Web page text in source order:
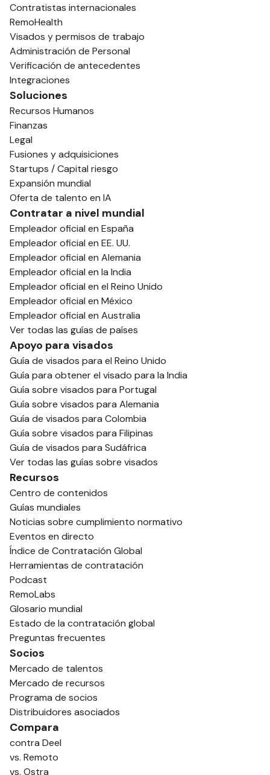
Contratistas internacionales
RemoHealth
Visados y permisos de trabajo
Administración de Personal
Verificación de antecedentes
Integraciones
Soluciones
Recursos Humanos
Finanzas
Legal
Fusiones y adquisiciones
Startups / Capital riesgo
Expansión mundial
Oferta de talento en IA
Contratar a nivel mundial
Empleador oficial en España
Empleador oficial en EE. UU.
Empleador oficial en Alemania
Empleador oficial en la India
Empleador oficial en el Reino Unido
Empleador oficial en México
Empleador oficial en Australia
Ver todas las guías de países
Apoyo para visados
Guía de visados para el Reino Unido
Guía para obtener el visado para la India
Guía sobre visados para Portugal
Guía sobre visados para Alemania
Guía de visados para Colombia
Guía sobre visados para Filipinas
Guía de visados para Sudáfrica
Ver todas las guías sobre visados
Recursos
Centro de contenidos
Guías mundiales
Noticias sobre cumplimiento normativo
Eventos en directo
Índice de Contratación Global
Herramientas de contratación
Podcast
RemoLabs
Glosario mundial
Estado de la contratación global
Preguntas frecuentes
Socios
Mercado de talentos
Mercado de recursos
Programa de socios
Distribuidores asociados
Compara
contra Deel
vs. Remoto
vs. Ostra